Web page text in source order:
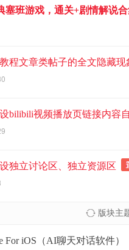
塞班游戏，通关+剧情解说
程文章类帖子的全文隐藏
bilibili视频播放页链接内容
独立讨论区、独立资源区
版块主
For iOS（AI聊天对话软件）